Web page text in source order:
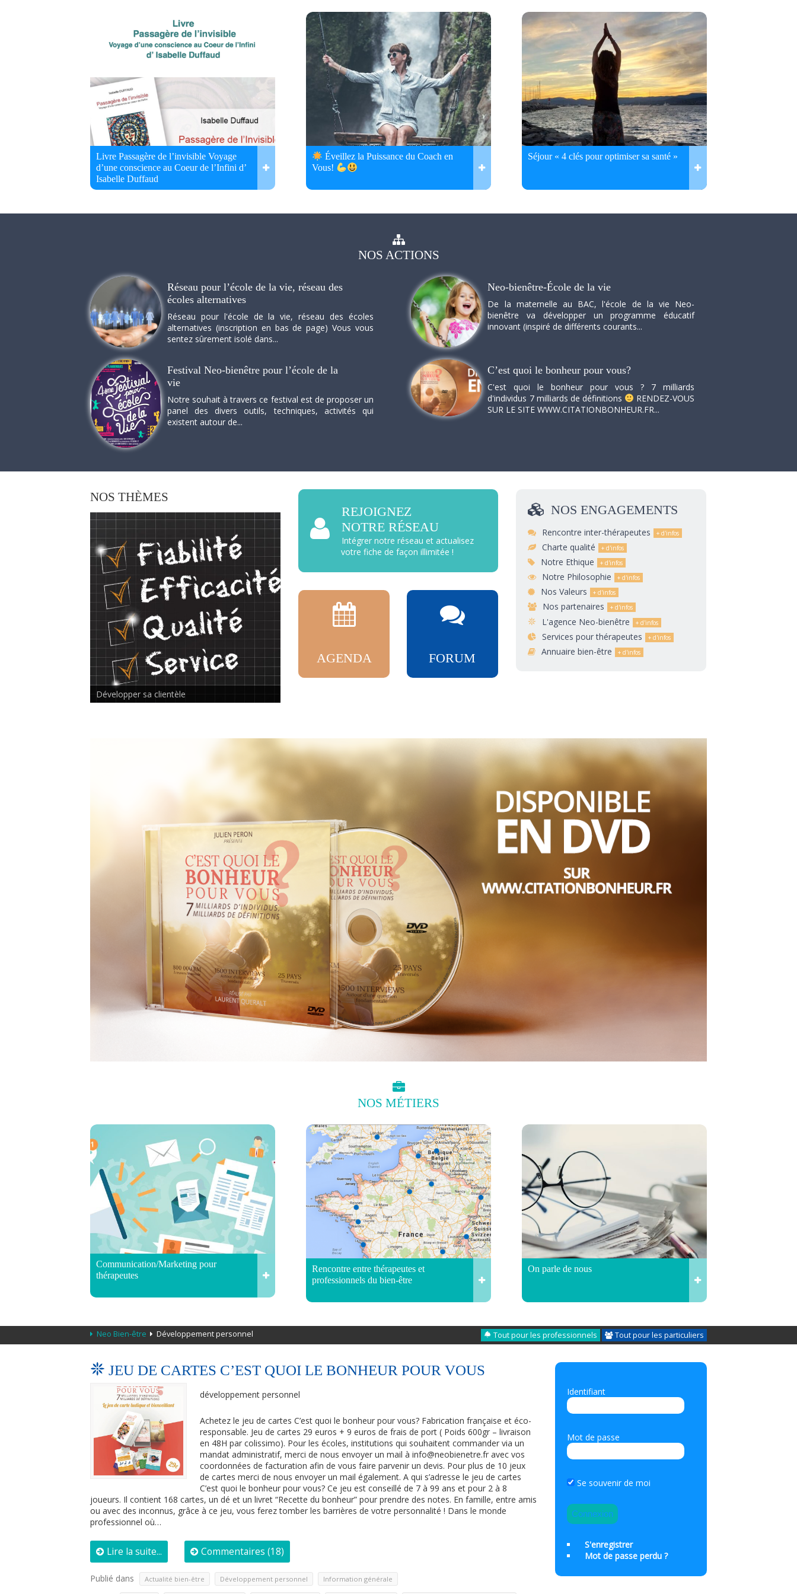
Livre Passagère de l’invisible Voyage
d’une conscience au Coeur de l’Infini d’
Isabelle Duffaud
Éveillez la Puissance du Coach en
Vous!
Séjour « 4 clés pour optimiser sa santé »
NOS ACTIONS
Réseau pour l’école de la vie, réseau des
écoles alternatives
Réseau pour l'école de la vie, réseau des écoles
alternatives (inscription en bas de page) Vous vous
sentez sûrement isolé dans...
Neo-bienêtre-École de la vie
De la maternelle au BAC, l'école de la vie Neo-
bienêtre va développer un programme éducatif
innovant (inspiré de différents courants...
Festival Neo-bienêtre pour l’école de la
vie
Notre souhait à travers ce festival est de proposer un
panel des divers outils, techniques, activités qui
existent autour de...
C’est quoi le bonheur pour vous?
C'est quoi le bonheur pour vous ? 7 milliards
d'individus 7 milliards de définitions
RENDEZ-VOUS
SUR LE SITE WWW.CITATIONBONHEUR.FR...
NOS THÈMES
Rencontre inter-thérapeutes
REJOIGNEZ
NOTRE RÉSEAU
Intégrer notre réseau et actualisez
votre fiche de façon illimitée !
AGENDA FORUM
NOS ENGAGEMENTS
Rencontre inter-thérapeutes
Charte qualité
Notre Ethique
Notre Philosophie
Nos Valeurs
Nos partenaires
L'agence Neo-bienêtre
Services pour thérapeutes
Annuaire bien-être
NOS MÉTIERS
Communication/Marketing pour
thérapeutes
Rencontre entre thérapeutes et
professionnels du bien-être
On parle de nous
Neo Bien-être Développement personnel Tout pour les professionnels Tout pour les particuliers
JEU DE CARTES C’EST QUOI LE BONHEUR POUR VOUS
développement personnel
Achetez le jeu de cartes C’est quoi le bonheur pour vous? Fabrication française et éco-
responsable. Jeu de cartes 29 euros + 9 euros de frais de port ( Poids 600gr – livraison
en 48H par colissimo). Pour les écoles, institutions qui souhaitent commander via un
mandat administratif, merci de nous envoyer un mail à info@neobienetre.fr avec vos
coordonnées de facturation afin de vous faire parvenir un devis. Pour plus de 10 jeux
de cartes merci de nous envoyer un mail également. A qui s’adresse le jeu de cartes
C’est quoi le bonheur pour vous? Ce jeu est conseillé de 7 à 99 ans et pour 2 à 8
joueurs. Il contient 168 cartes, un dé et un livret “Recette du bonheur” pour prendre des notes. En famille, entre amis
ou avec des inconnus, grâce à ce jeu, vous ferez tomber les barrières de votre personnalité ! Dans le monde
professionnel où…
Lire la suite... Commentaires (18)
Publié dans Actualité bien-être Développement personnel Information générale
Identifiant
Mot de passe
Se souvenir de moi
S'enregistrer
Mot de passe perdu ?